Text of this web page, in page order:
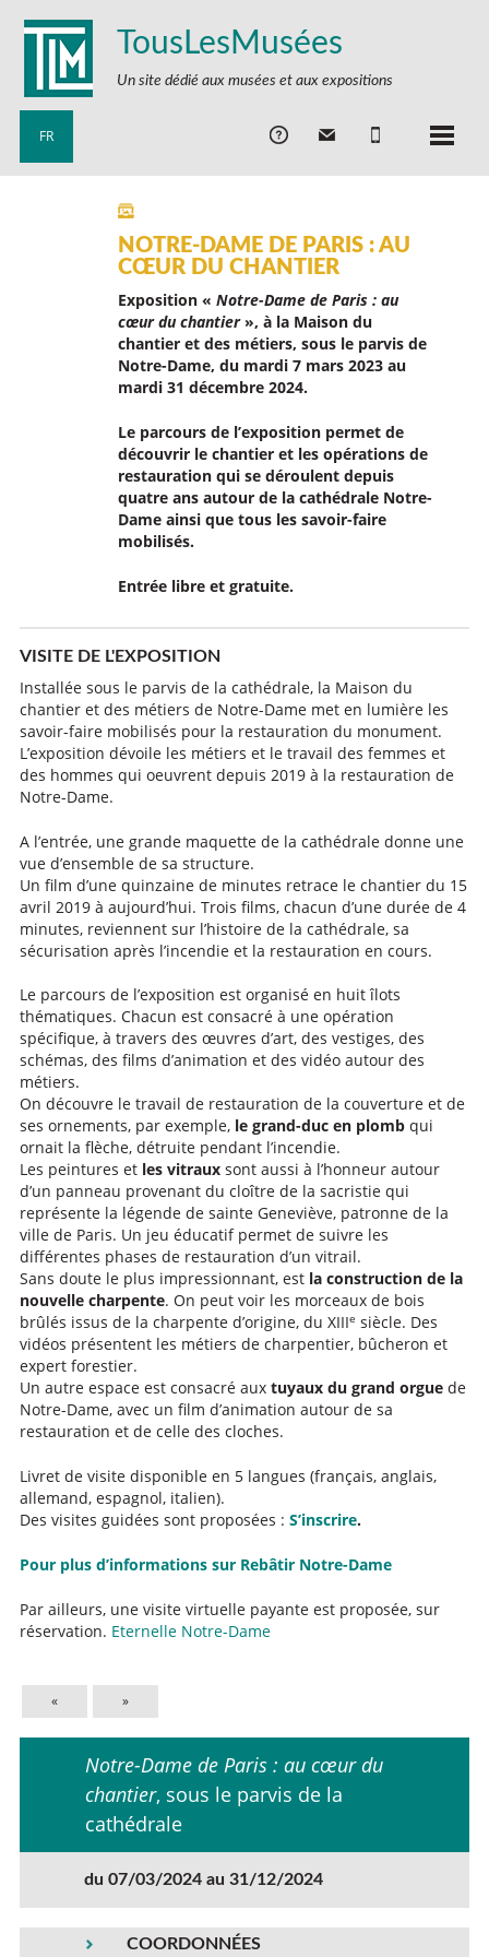
TousLesMusées
Un site dédié aux musées et aux expositions
FR
NOTRE-DAME DE PARIS : AU
CŒUR DU CHANTIER
Exposition « Notre-Dame de Paris : au
cœur du chantier», à la Maison du
chantier et des métiers, sous le parvis de
Notre-Dame, du mardi 7 mars 2023 au
mardi 31 décembre 2024.
Le parcours de l’exposition permet de
découvrir le chantier et les opérations de
restauration qui se déroulent depuis
quatre ans autour de la cathédrale Notre-
Dame ainsi que tous les savoir-faire
mobilisés.
Entrée libre et gratuite.
VISITE DE L'EXPOSITION
Installée sous le parvis de la cathédrale, la Maison du
chantier et des métiers de Notre-Dame met en lumière les
savoir-faire mobilisés pour la restauration du monument.
L’exposition dévoile les métiers et le travail des femmes et
des hommes qui oeuvrent depuis 2019 à la restauration de
Notre-Dame.
A l’entrée, une grande maquette de la cathédrale donne une
vue d’ensemble de sa structure.
Un film d’une quinzaine de minutes retrace le chantier du 15
avril 2019 à aujourd’hui. Trois films, chacun d’une durée de 4
minutes, reviennent sur l’histoire de la cathédrale, sa
sécurisation après l’incendie et la restauration en cours.
Le parcours de l’exposition est organisé en huit îlots
thématiques. Chacun est consacré à une opération
spécifique, à travers des œuvres d’art, des vestiges, des
schémas, des films d’animation et des vidéo autour des
métiers.
On découvre le travail de restauration de la couverture et de
ses ornements, par exemple, le grand-duc en plomb qui
ornait la flèche, détruite pendant l’incendie.
Les peintures et les vitraux sont aussi à l’honneur autour
d’un panneau provenant du cloître de la sacristie qui
représente la légende de sainte Geneviève, patronne de la
ville de Paris. Un jeu éducatif permet de suivre les
différentes phases de restauration d’un vitrail.
Sans doute le plus impressionnant, est la construction de la
nouvelle charpente. On peut voir les morceaux de bois
brûlés issus de la charpente d’origine, du XIIIe siècle. Des
vidéos présentent les métiers de charpentier, bûcheron et
expert forestier.
Un autre espace est consacré aux tuyaux du grand orgue de
Notre-Dame, avec un film d’animation autour de sa
restauration et de celle des cloches.
Livret de visite disponible en 5 langues (français, anglais,
allemand, espagnol, italien).
Des visites guidées sont proposées : S’inscrire.
Pour plus d’informations sur Rebâtir Notre-Dame
Par ailleurs, une visite virtuelle payante est proposée, sur
réservation. Eternelle Notre-Dame
« »
Notre-Dame de Paris : au cœur du
chantier, sous le parvis de la
cathédrale
du 07/03/2024 au 31/12/2024
COORDONNÉES